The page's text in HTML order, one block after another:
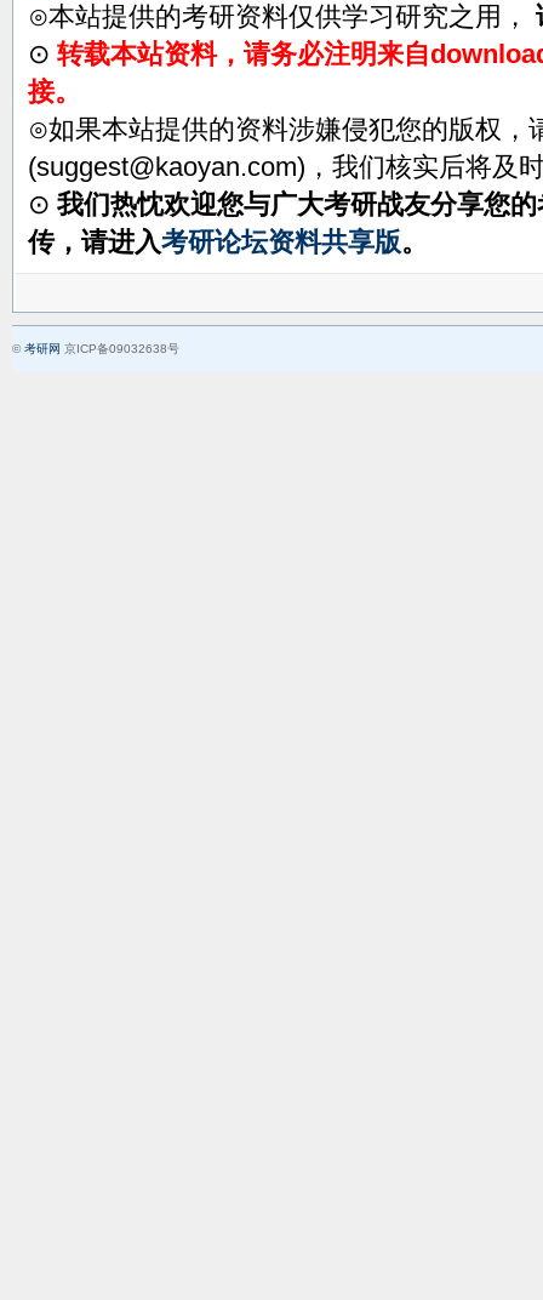
⊙本站提供的考研资料仅供学习研究之用，
⊙ 转载本站资料，请务必注明来自
接。
⊙如果本站提供的资料涉嫌侵犯您的版权，
(suggest@kaoyan.com)，我们核实后将及
⊙ 我们热忱欢迎您与广大考研战友分享您
传，请进入考研论坛资料共享版。
©考研网 京ICP备09032638号